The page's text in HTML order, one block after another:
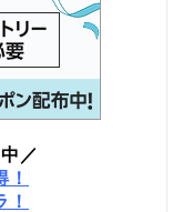
／